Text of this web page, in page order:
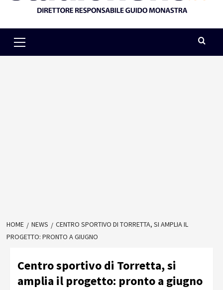
Menu
HOME NEWS
CENTRO SPORTIVO DI TORRETTA, SI AMPLIA IL
PROGETTO: PRONTO A GIUGNO
Centro sportivo di Torretta, si
amplia il progetto: pronto a giugno